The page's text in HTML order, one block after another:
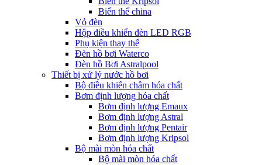
Biến thế china
Vỏ đèn
Hộp điều khiển đèn LED RGB
Phụ kiện thay thế
Đèn hồ bơi Waterco
Đèn hồ Bơi Astralpool
Thiết bị xử lý nước hồ bơi
Bộ điều khiển châm hóa chất
Bơm định lượng hóa chất
Bơm định lượng Emaux
Bơm định lượng Astral
Bơm định lượng Pentair
Bơm định lượng Kripsol
Bộ mài mòn hóa chất
Bộ mài mòn hóa chất